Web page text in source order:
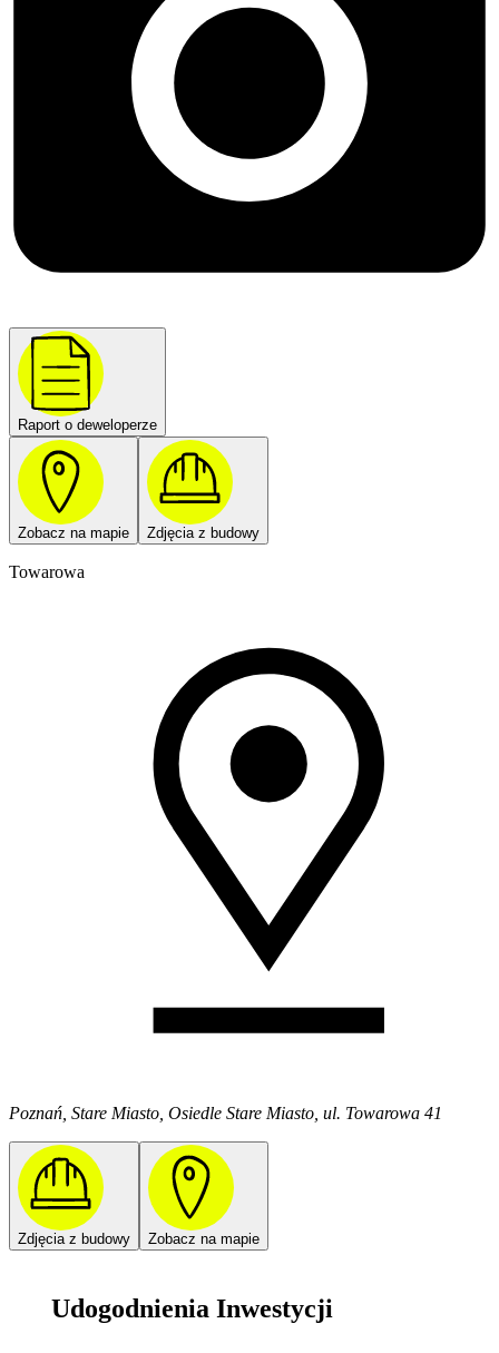
Raport o deweloperze
Zobacz na mapie Zdjęcia z budowy
Towarowa
Poznań, Stare Miasto, Osiedle Stare Miasto, ul. Towarowa 41
Zdjęcia z budowy Zobacz na mapie
Udogodnienia Inwestycji